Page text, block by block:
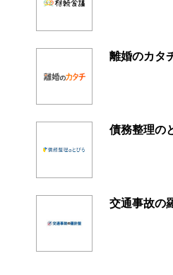
離婚のカタ
債務整理の
交通事故の